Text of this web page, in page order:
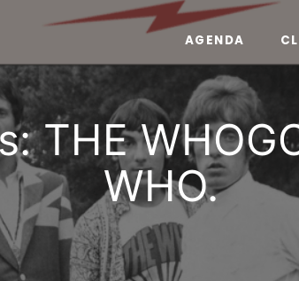
AGENDA
THE
WHO.